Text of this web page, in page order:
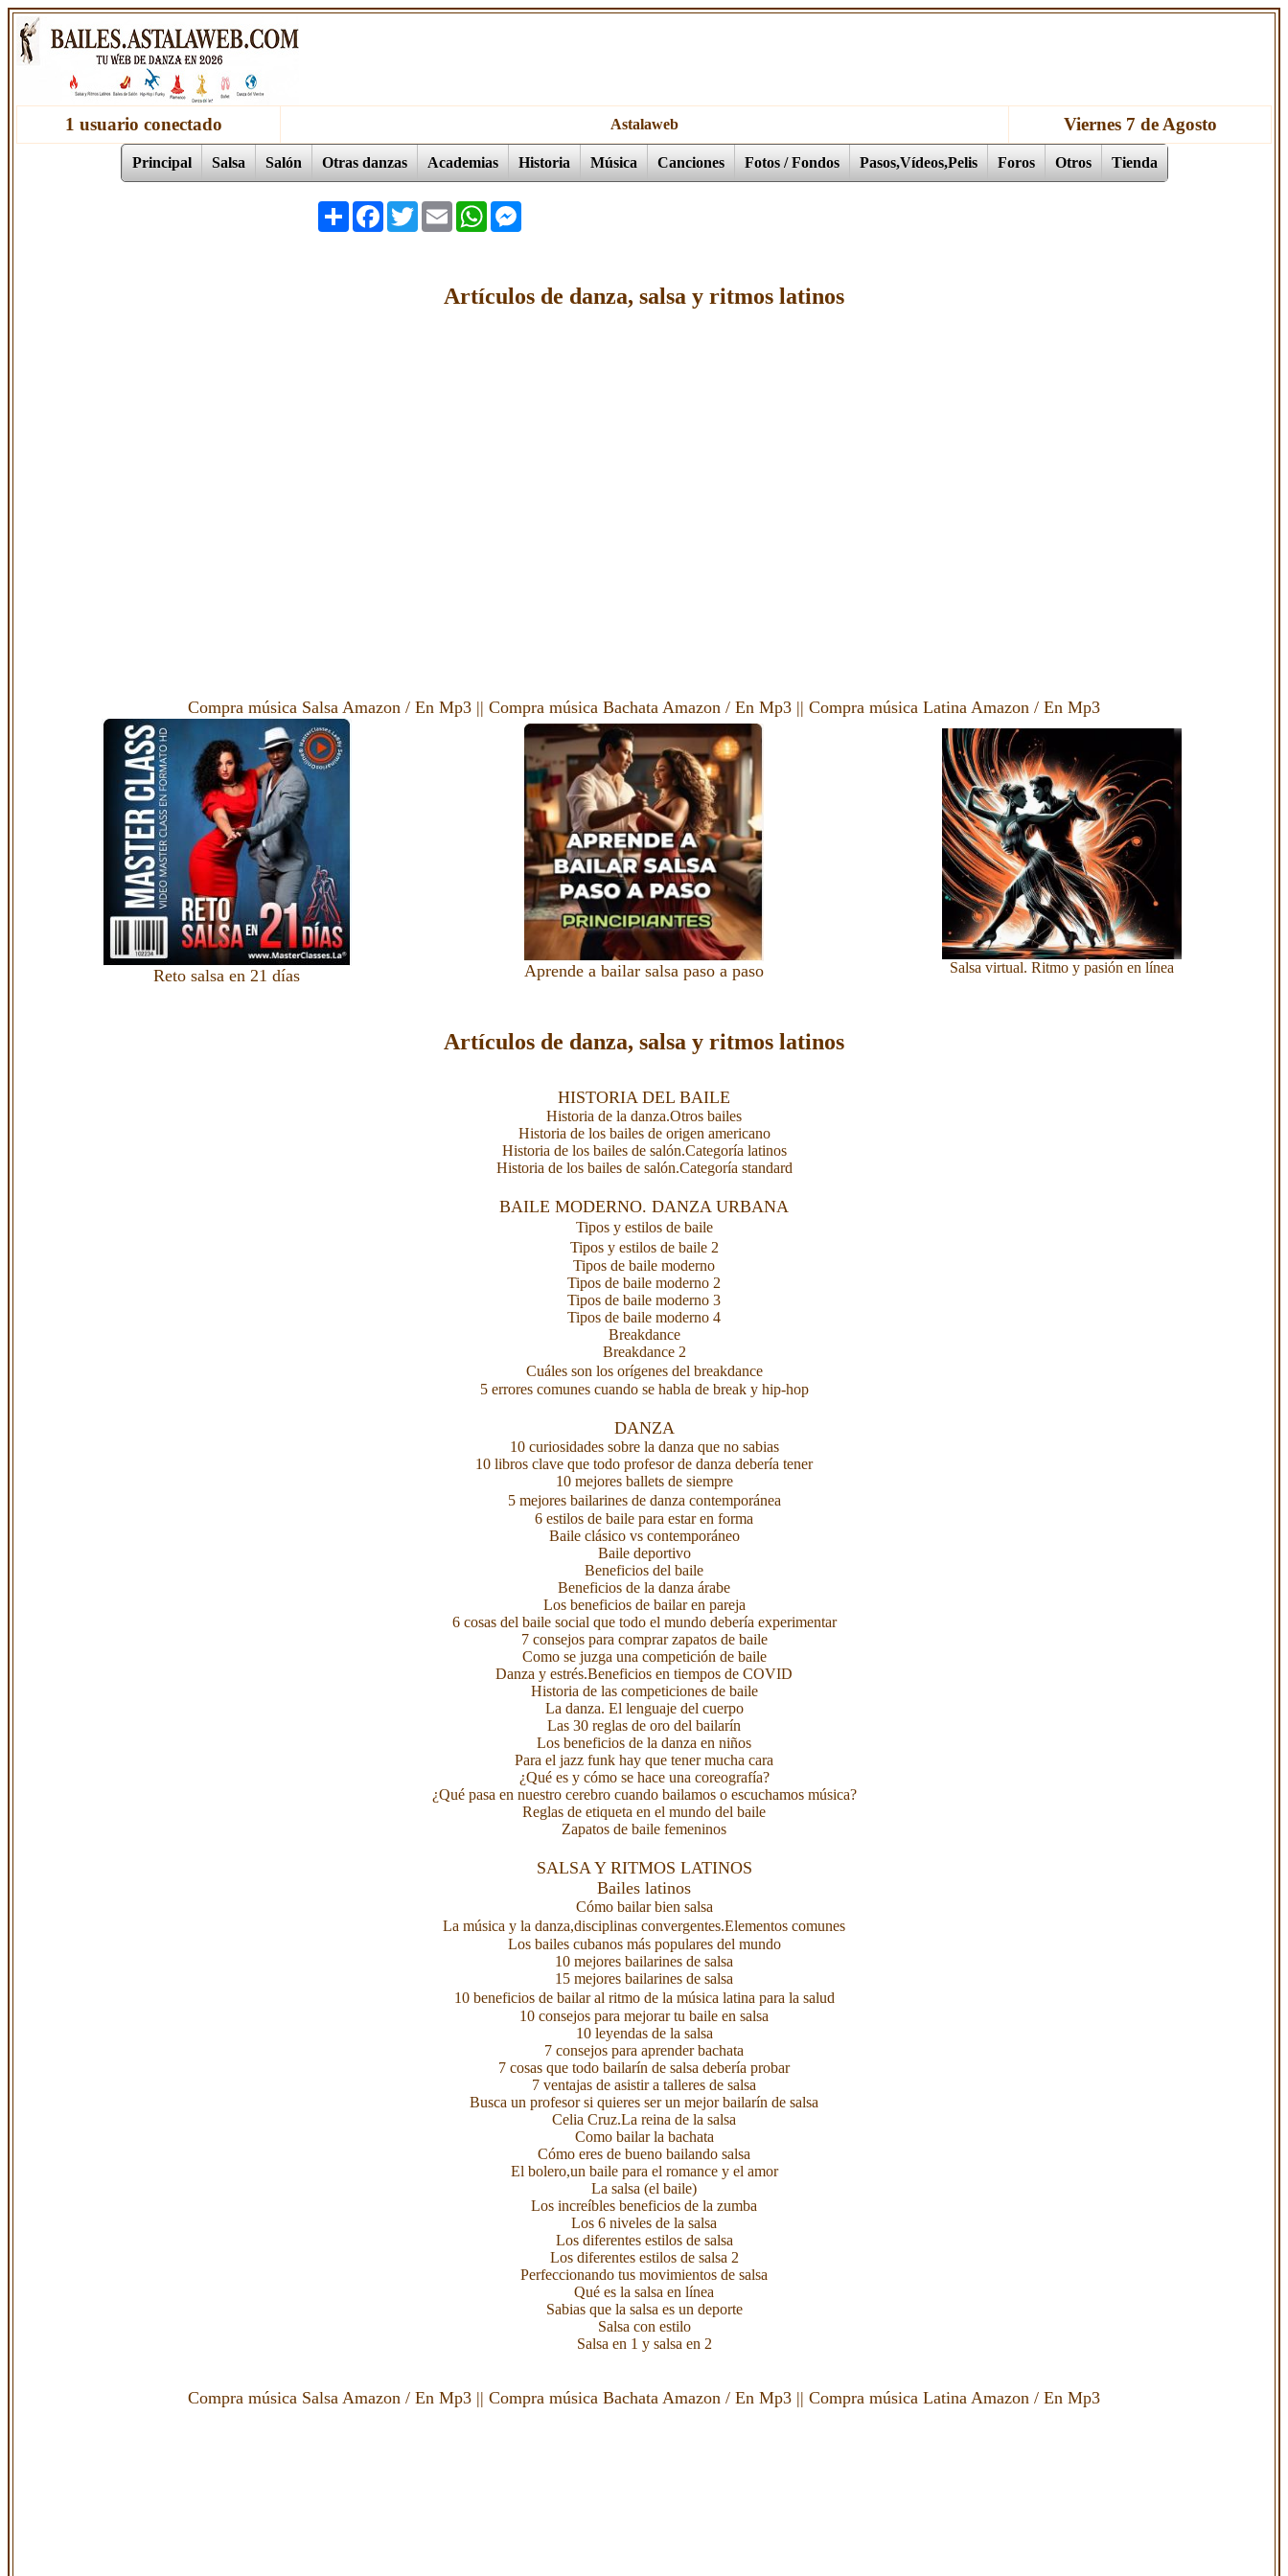
1 usuario conectado Astalaweb Viernes 7 de Agosto
Principal Salsa Salón Otras danzas Academias Historia Música Canciones Fotos / Fondos Pasos,Vídeos,Pelis Foros Otros Tienda
Share Facebook
TwitterEmail WhatsApp
Artículos de danza, salsa y ritmos latinos
Compra música Salsa Amazon / En Mp3 || Compra música Bachata Amazon / En Mp3 || Compra música Latina Amazon / En Mp3
Reto salsa en 21 días Aprende a bailar salsa paso a paso Salsa virtual. Ritmo y pasión en línea
Artículos de danza, salsa y ritmos latinos
HISTORIA DEL BAILE
Historia de la danza.Otros bailes
Historia de los bailes de origen americano
Historia de los bailes de salón.Categoría latinos
Historia de los bailes de salón.Categoría standard
BAILE MODERNO. DANZA URBANA
Tipos y estilos de baile
Tipos y estilos de baile 2
Tipos de baile moderno
Tipos de baile moderno 2
Tipos de baile moderno 3
Tipos de baile moderno 4
Breakdance
Breakdance 2
Cuáles son los orígenes del breakdance
5 errores comunes cuando se habla de break y hip-hop
DANZA
10 curiosidades sobre la danza que no sabias
10 libros clave que todo profesor de danza debería tener
10 mejores ballets de siempre
5 mejores bailarines de danza contemporánea
6 estilos de baile para estar en forma
Baile clásico vs contemporáneo
Baile deportivo
Beneficios del baile
Beneficios de la danza árabe
Los beneficios de bailar en pareja
6 cosas del baile social que todo el mundo debería experimentar
7 consejos para comprar zapatos de baile
Como se juzga una competición de baile
Danza y estrés.Beneficios en tiempos de COVID
Historia de las competiciones de baile
La danza. El lenguaje del cuerpo
Las 30 reglas de oro del bailarín
Los beneficios de la danza en niños
Para el jazz funk hay que tener mucha cara
¿Qué es y cómo se hace una coreografía?
¿Qué pasa en nuestro cerebro cuando bailamos o escuchamos música?
Reglas de etiqueta en el mundo del baile
Zapatos de baile femeninos
SALSA Y RITMOS LATINOS
Bailes latinos
Cómo bailar bien salsa
La música y la danza,disciplinas convergentes.Elementos comunes
Los bailes cubanos más populares del mundo
10 mejores bailarines de salsa
15 mejores bailarines de salsa
10 beneficios de bailar al ritmo de la música latina para la salud
10 consejos para mejorar tu baile en salsa
10 leyendas de la salsa
7 consejos para aprender bachata
7 cosas que todo bailarín de salsa debería probar
7 ventajas de asistir a talleres de salsa
Busca un profesor si quieres ser un mejor bailarín de salsa
Celia Cruz.La reina de la salsa
Como bailar la bachata
Cómo eres de bueno bailando salsa
El bolero,un baile para el romance y el amor
La salsa (el baile)
Los increíbles beneficios de la zumba
Los 6 niveles de la salsa
Los diferentes estilos de salsa
Los diferentes estilos de salsa 2
Perfeccionando tus movimientos de salsa
Qué es la salsa en línea
Sabias que la salsa es un deporte
Salsa con estilo
Salsa en 1 y salsa en 2
Compra música Salsa Amazon / En Mp3 || Compra música Bachata Amazon / En Mp3 || Compra música Latina Amazon / En Mp3